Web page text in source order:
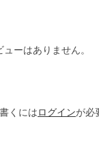
ューはありません。
くにはログインが必